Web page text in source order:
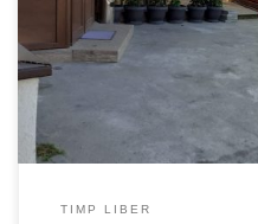
Nu se poate intra în interior,
TIMP LIBER